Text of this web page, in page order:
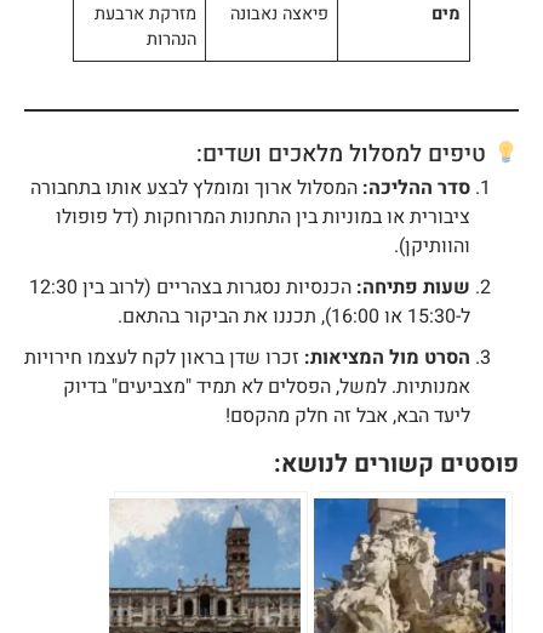
מים
פיאצה נאבונה
מזרקת ארבעת
הנהרות
טיפים למסלול מלאכים ושדים:
סדר ההליכה:המסלול ארוך ומומלץ לבצע אותו בתחבורה
ציבורית או במוניות בין התחנות המרוחקות (דל פופולו
והוותיקן).
שעות פתיחה:
הכנסיות נסגרות בצהריים (לרוב בין 12:30
הסרט מול המציאות:זכרו שדן בראון לקח לעצמו חירויות
אמנותיות. למשל, הפסלים לא תמיד "מצביעים" בדיוק
ליעד הבא, אבל זה חלק מהקסם!
קשורים לנושא: